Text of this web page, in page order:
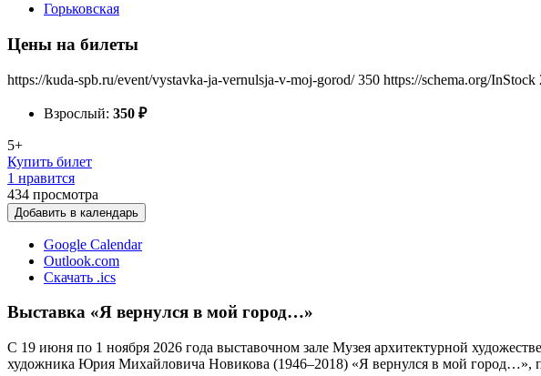
Горьковская
Цены на билеты
https://kuda-spb.ru/event/vystavka-ja-vernulsja-v-moj-gorod/ 350 https://schema.org/InStock
Взрослый: 350 ₽
5+
Купить билет
1 нравится
434 просмотра
Добавить в календарь
Google Calendar
Outlook.com
Скачать .ics
Выставка «Я вернулся в мой город…»
С 19 июня по 1 ноября 2026 года выставочном зале Музея архитектурной
художника Юрия Михайловича Новикова (1946–2018) «Я вернулся в мой город…»,